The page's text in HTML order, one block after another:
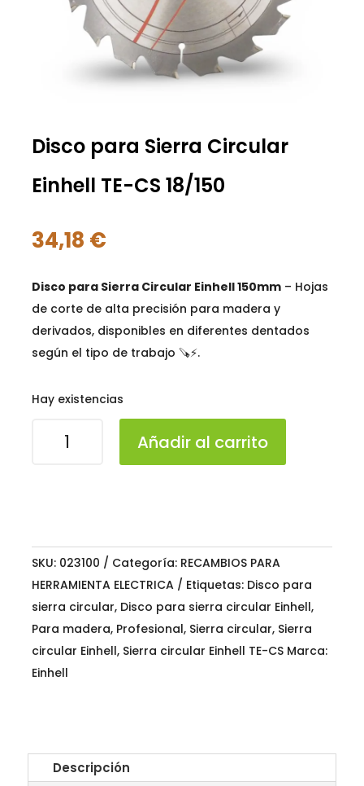
Disco para Sierra Circular
Einhell TE-CS 18/150
34,18 €
Disco para Sierra Circular Einhell 150mm– Hojas
de corte de alta precisión para madera y
derivados, disponibles en diferentes dentados
según el tipo de trabajo 🪚⚡.
Hay existencias
CS
18/150
cantidad
Añadir al carrito
SKU: 023100 Categoría: RECAMBIOS PARA
HERRAMIENTA ELECTRICA
Etiquetas: Disco para
sierra circular, Disco para sierra circular Einhell,
Para madera, Profesional, Sierra circular, Sierra
circular Einhell, Sierra circular Einhell TE-CS Marca:
Einhell
Descripción